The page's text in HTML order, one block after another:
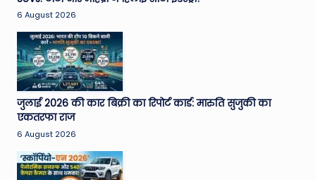
ro
u
n
d
T
h
W
6 August 2026
जुलाई 2026 की कार बिक्री का रिपोर्ट कार्ड: मारुति सुजुकी का
एकतरफा राज
6 August 2026